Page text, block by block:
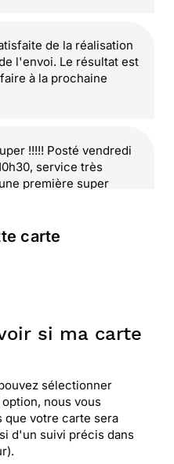
de la réalisation
l'envoi. Le résultat est
à la prochaine
!!!!! Posté vendredi
service très
première super
carte
si ma carte
sélectionner
nous vous
que votre carte sera
d'un suivi précis dans